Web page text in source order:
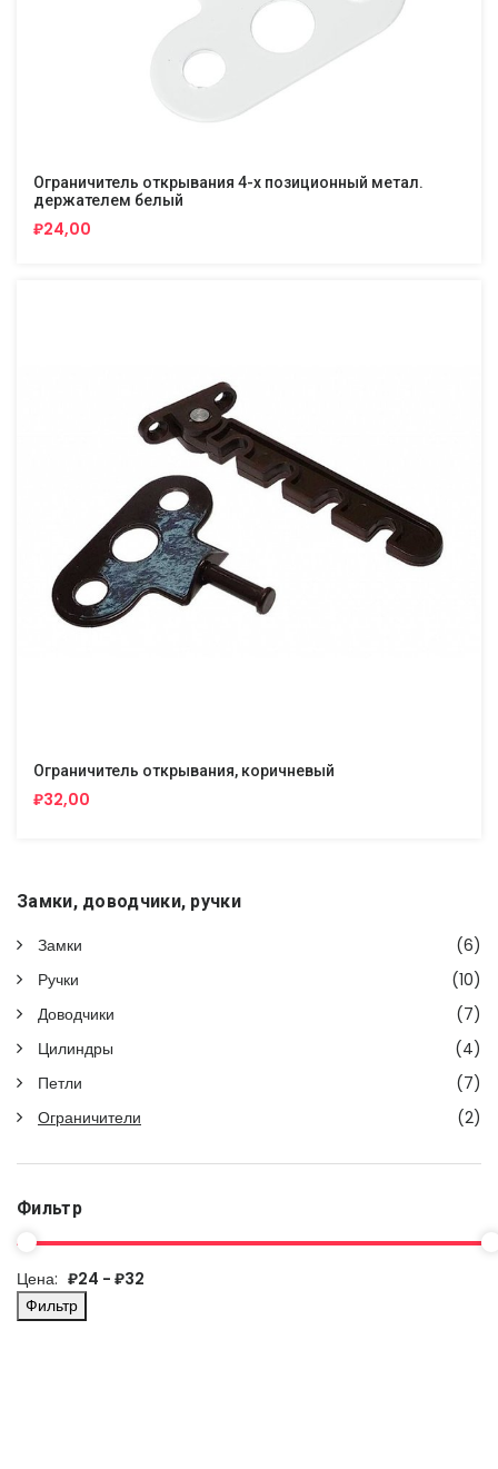
Ограничитель открывания 4-х позиционный метал.
держателем белый
₽24,00
Ограничитель открывания, коричневый
₽32,00
Замки, доводчики, ручки
Замки
(6)
Ручки
(10)
Доводчики
(7)
Цилиндры
(4)
Петли
(7)
Ограничители
(2)
Фильтр
Цена: ₽24 - ₽32
Фильтр